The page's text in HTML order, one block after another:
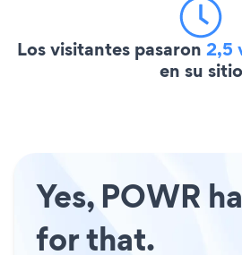
Los visitantes pasaron 2,5
en su sitio
Yes, POWR
for that.